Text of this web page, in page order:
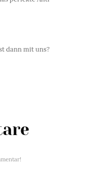
dann mit uns?